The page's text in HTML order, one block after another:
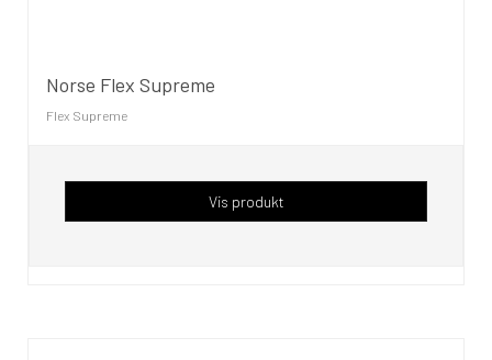
Norse Flex Supreme
Flex Supreme
Vis produkt